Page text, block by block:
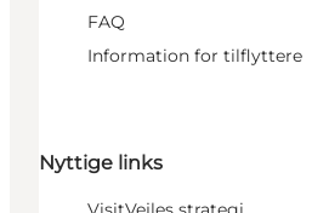
FAQ
Information for tilflyttere
Nyttige links